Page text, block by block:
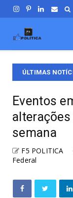
ÚLTIMAS
em esporte,
Eventos
semana
F5 POLITICA
Federal